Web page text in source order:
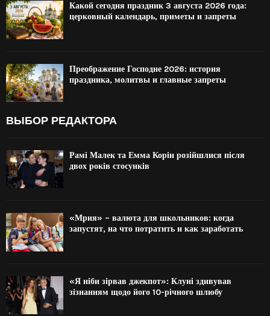
Какой сегодня праздник 3 августа 2026 года:
церковный календарь, приметы и запреты
Преображение Господне 2026: история
праздника, молитвы и главные запреты
ВЫБОР РЕДАКТОРА
Рамі Малек та Емма Корін розійшлися після
двох років стосунків
«Мрия» – валюта для школьников: когда
запустят, на что потратить и как заработать
«Я ніби зірвав джекпот»: Клуні здивував
зізнанням щодо його 10-річного шлюбу